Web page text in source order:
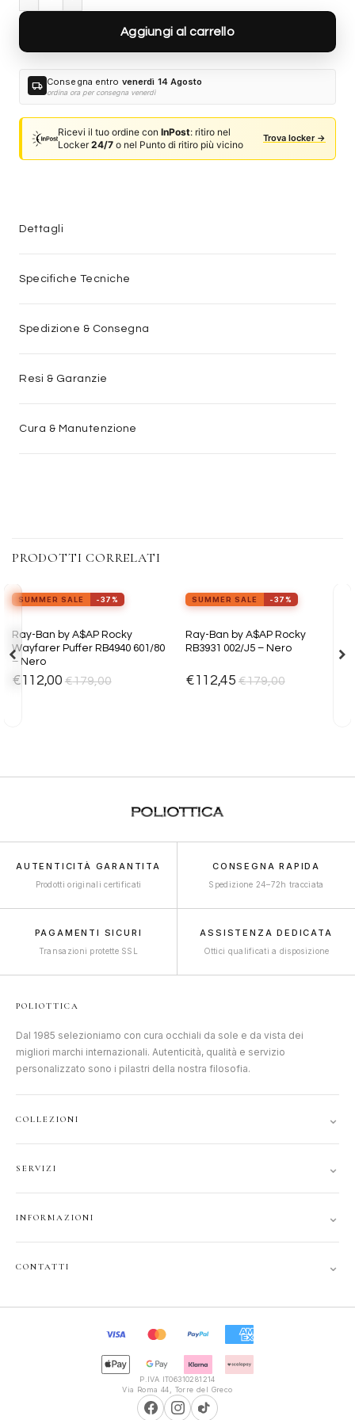
Aggiungi al carrello
local_shipping Consegna entro venerdì 14 Agosto
ordina ora per consegna venerdì
Ricevi il tuo ordine conInPost: ritiro nel
Locker24/7 o nel Punto di ritiro più vicino
Trova locker →
Dettagli
Specifiche Tecniche
Spedizione & Consegna
Resi & Garanzie
Cura & Manutenzione
PRODOTTI CORRELATI
dei
SUMMER SALE -37%
Ray-Ban by A$AP Rocky
Wayfarer Puffer RB4940 601/80
– Nero
€112,00 €179,00
view_in_arProvalo ora
SUMMER SALE -37%
Ray-Ban by A$AP Rocky
RB3931 002/J5 – Nero
€112,45 €179,00
AUTENTICITÀ GARANTITA
Prodotti originali certificati
CONSEGNA RAPIDA
Spedizione 24–72h tracciata
PAGAMENTI SICURI
Transazioni protette SSL
ASSISTENZA DEDICATA
Ottici qualificati a disposizione
POLIOTTICA
Dal 1985 selezioniamo con cura occhiali da sole e da vista dei
migliori marchi internazionali. Autenticità, qualità e servizio
personalizzato sono i pilastri della nostra filosofia.
COLLEZIONI ⌄
JUNIOR
GIFT CARD
SERVIZI ⌄
SPEDIZIONI
RECESSO
INFORMAZIONI ⌄
CONTATTI ⌄
9:30–13:00, 16:00–20:00
P.IVA IT06310281214
Via Roma 44, Torre del Greco